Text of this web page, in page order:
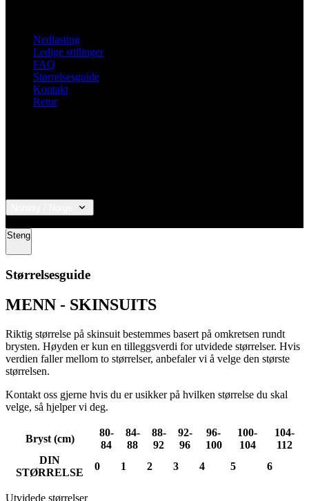
Nedlasting
Ledige stillinger
FAQ
Størrelsesguide
Kontakt
Retur
Steng
Størrelsesguide
MENN - SKINSUITS
Riktig størrelse på skinsuit bestemmes basert på omkretsen rundt
brysten. Høyden er kun en tilleggsverdi for utvidede størrelser. Hvis
verdien faller mellom to størrelser, anbefaler vi å velge den største
størrelsen.
Kontakt oss gjerne hvis du er usikker på hvilken størrelse du skal
velge, så hjelper vi deg.
Bryst (cm)
80-
84
84-
88
88-
92
92-
96
96-
100
100-
104
104-
112
DIN
STØRRELSE
0 1 2 3 4 5 6
Utvidede størrelser